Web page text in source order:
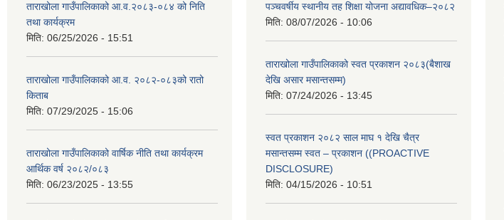
ताराखोला गाउँपालिकाको आ.व.२०८३-०८४ को निति
तथा कार्यक्रम
मिति: 06/25/2026 - 15:51
ताराखोला गाउँपालिकाको आ.व. २०८२-०८३को रातो
किताब
मिति: 07/29/2025 - 15:06
ताराखोला गाउँपालिकाको वार्षिक नीति तथा कार्यक्रम
आर्थिक वर्ष २०८२/०८३
मिति: 06/23/2025 - 13:55
पञ्चवर्षीय स्थानीय तह शिक्षा योजना अद्यावधिक–२०८२
मिति: 08/07/2026 - 10:06
ताराखोला गाउँपालिकाको स्वत प्रकाशन २०८३(बैशाख
देखि असार मसान्तसम्म)
मिति: 07/24/2026 - 13:45
स्वत प्रकाशन २०८२ साल माघ १ देखि चैत्र
मसान्तसम्म स्वत – प्रकाशन ((PROACTIVE
DISCLOSURE)
मिति: 04/15/2026 - 10:51